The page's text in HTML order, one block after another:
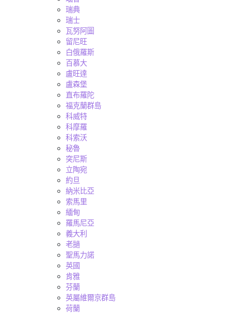
瑞典
瑞士
瓦努阿圖
留尼旺
白俄羅斯
百慕大
盧旺達
盧森堡
直布羅陀
福克蘭群島
科威特
科摩羅
科索沃
秘魯
突尼斯
立陶宛
約旦
納米比亞
索馬里
緬甸
羅馬尼亞
義大利
老撾
聖馬力諾
英國
肯雅
芬蘭
英屬維爾京群島
荷蘭